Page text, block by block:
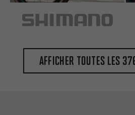
Afficher toutes les